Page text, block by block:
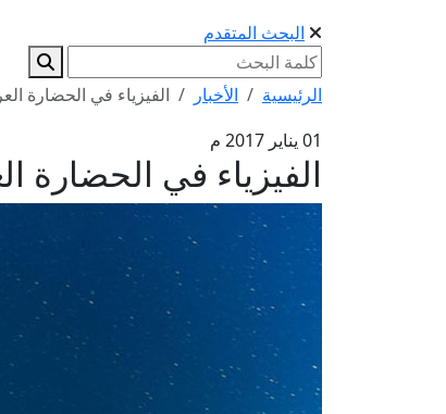
البحث المتقدم
الرئيسية الأخبار
الفيزياء في الحضارة
01 يناير 2017 م
الفيزياء في الحضارة